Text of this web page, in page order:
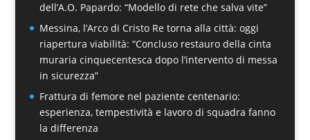
dell’A.O. Papardo: “Modello di rete che salva vite”
Messina, l’Arco di Cristo Re torna alla città: oggi
riapertura viabilità: “Concluso restauro della cinta
muraria cinquecentesca dopo l’intervento di messa
in sicurezza”
Frattura di femore nel paziente centenario:
esperienza, tempestività e lavoro di squadra fanno
la differenza